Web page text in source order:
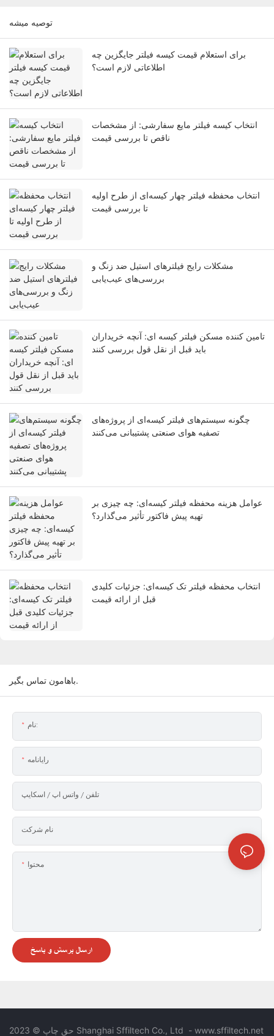
توصيه ميشه
برای استعلام قیمت کیسه فیلتر جایگزین چه
اطلاعاتی لازم است؟
انتخاب کیسه فیلتر مایع سفارشی: از مشخصات
ناقص تا بررسی قیمت
انتخاب محفظه فیلتر چهار کیسه‌ای از طرح اولیه
تا بررسی قیمت
مشکلات رایج فیلترهای استیل ضد زنگ و
بررسی‌های عیب‌یابی
تامین کننده مسکن فیلتر کیسه ای: آنچه خریداران
باید قبل از نقل قول بررسی کنند
چگونه سیستم‌های فیلتر کیسه‌ای از پروژه‌های
تصفیه هوای صنعتی پشتیبانی می‌کنند
عوامل هزینه محفظه فیلتر کیسه‌ای: چه چیزی بر
تهیه پیش فاکتور تأثیر می‌گذارد؟
انتخاب محفظه فیلتر تک کیسه‌ای: جزئیات کلیدی
قبل از ارائه قیمت
باهامون تماس بگير.
نام:
رایانامه
تلفن / واتس اپ / اسکایپ
نام شرکت
محتوا
ارسال پرسش و پاسخ
حق چاپ © 2023 Shanghai Sffiltech Co., Ltd - www.sffiltech.net